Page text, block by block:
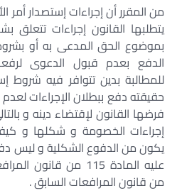
من المقرر أن إجراءات إستصدار أمر
يتطلبها القانون إجراءات
بموضوع الحق المدعى به أو
الدفع بعدم قبول الدعوى
للمطالبة بدين تتوافر فيه شروط
حقيقته دفع ببطلان الإجراءات لعدم
فرضها القانون لإقتضاء دينه و
إجراءات الخصومة و شكلها و
يكون من الدفوع الشكلية و ليس
من قانون المرافعات السابق .